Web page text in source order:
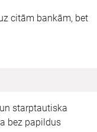
citām bankām, bet
starptautiska
bez papildus